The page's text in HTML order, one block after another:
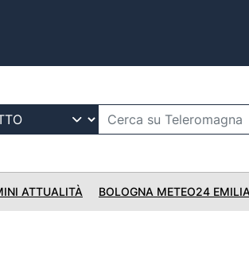
ATTUALITÀ BOLOGNA METEO24